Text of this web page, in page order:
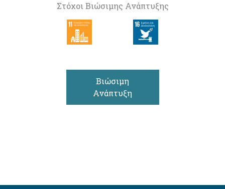
Στόχοι Βιώσιμης Ανάπτυξης
Βιώσιμη
Ανάπτυξη